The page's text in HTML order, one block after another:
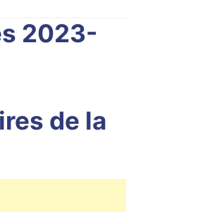
2023-
de la